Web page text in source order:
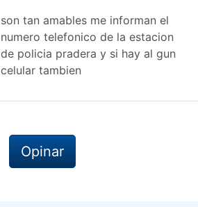
son tan amables me informan el
numero telefonico de la estacion
de policia pradera y si hay al gun
celular tambien
Opinar